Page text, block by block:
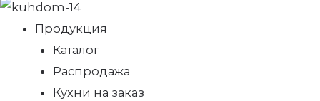
Продукция
Каталог
Распродажа
Кухни на заказ